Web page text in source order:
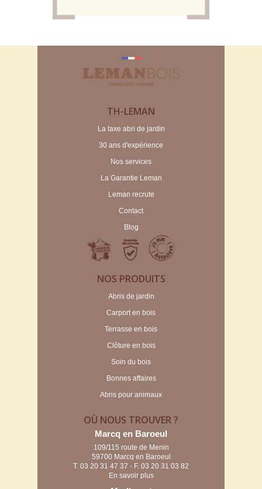
TH-LEMAN
La taxe abri de jardin
30 ans d'expérience
Nos services
La Garantie Leman
Leman recrute
Contact
Blog
NOS PRODUITS
Abris de jardin
Carport en bois
Terrasse en bois
Clôture en bois
Soin du bois
Bonnes affaires
Abris pour animaux
OÙ NOUS TROUVER ?
Marcq en Baroeul
109/115 route de Menin
59700 Marcq en Baroeul
T. 03 20 31 47 37 - F. 03 20 31 03 82
En savoir plus